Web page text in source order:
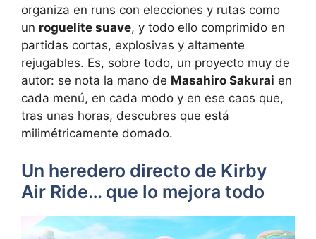
organiza en runs con elecciones y rutas como
un roguelite suave, y todo ello comprimido en
partidas cortas, explosivas y altamente
rejugables. Es, sobre todo, un proyecto muy de
autor: se nota la mano de Masahiro Sakurai en
cada menú, en cada modo y en ese caos que,
tras unas horas, descubres que está
milimétricamente domado.
Un heredero directo de Kirby
Air Ride… que lo mejora todo